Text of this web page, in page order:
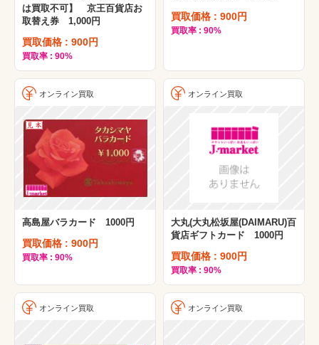
は買取不可】 京王百貨店お
取替え券 1,000円
買取価格 : 900円
買取率 : 90%
買取価格 : 900円
買取率 : 90%
オンライン買取
高島屋バラカード 1000円
買取価格 : 900円
買取率 : 90%
オンライン買取
大丸(大丸松坂屋(DAIMARU)百
貨店ギフトカード 1000円
買取価格 : 900円
買取率 : 90%
オンライン買取 オンライン買取